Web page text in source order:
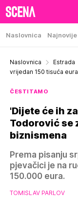
Naslovnica Najnovije
Naslovnica Estrada
vrijedan 150 tisuća eura
ČESTITAMO
'Dijete će ih
Todorović se
biznismena
Prema pisanju
pjevačici je na
150.000 eura.
TOMISLAV PARLOV